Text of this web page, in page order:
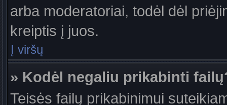
arba moderatoriai, todėl dėl
kreiptis į juos.
Į viršų
» Kodėl negaliu prikabinti
Teisės failų prikabinimui